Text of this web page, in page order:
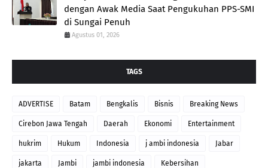
dengan Awak Media Saat Pengukuhan PPS-SMI
di Sungai Penuh
Agustus 01, 2026
TAGS
ADVERTISE Batam Bengkalis Bisnis Breaking News
Cirebon Jawa Tengah Daerah Ekonomi Entertainment
hukrim Hukum Indonesia j ambi indonesia Jabar
jakarta Jambi jambi indonesia Kebersihan